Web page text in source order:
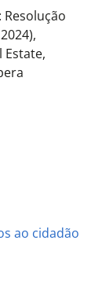
Estate,
ao cidadão